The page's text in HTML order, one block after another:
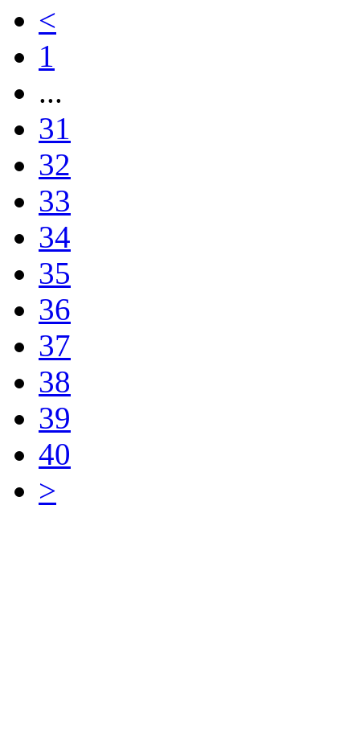
<
1
...
31
32
33
34
35
36
37
38
39
40
>